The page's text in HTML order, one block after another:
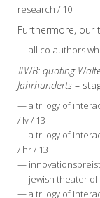
research / 10
Furthermore, our
— all co-authors
#WB: quoting
Jahrhunderts –
— a trilogy of
/ lv / 13
— a trilogy of
/ hr / 13
—
— jewish theater of
— a trilogy of